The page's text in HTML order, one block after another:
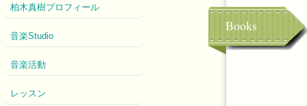
Books
柏木真樹プロフィール
音楽Studio
音楽活動
レッスン